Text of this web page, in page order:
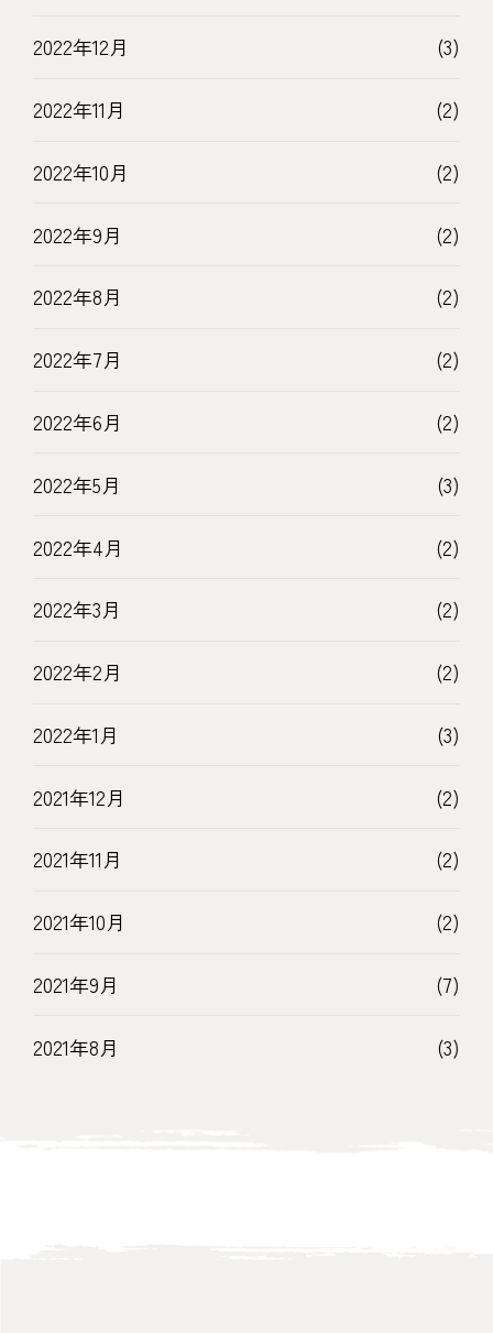
2022年12月 (3)
2022年11月 (2)
2022年10月 (2)
2022年9月 (2)
2022年8月 (2)
2022年7月 (2)
2022年6月 (2)
2022年5月 (3)
2022年4月 (2)
2022年3月 (2)
2022年2月 (2)
2022年1月 (3)
2021年12月 (2)
2021年11月 (2)
2021年10月 (2)
2021年9月 (7)
2021年8月 (3)